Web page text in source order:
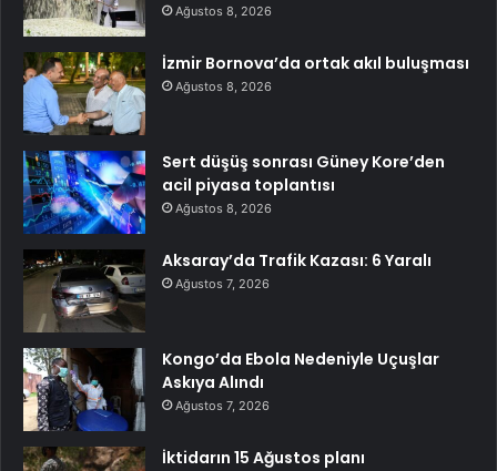
Ağustos 8, 2026
İzmir Bornova’da ortak akıl buluşması
Ağustos 8, 2026
Sert düşüş sonrası Güney Kore’den
acil piyasa toplantısı
Ağustos 8, 2026
Aksaray’da Trafik Kazası: 6 Yaralı
Ağustos 7, 2026
Kongo’da Ebola Nedeniyle Uçuşlar
Askıya Alındı
Ağustos 7, 2026
İktidarın 15 Ağustos planı